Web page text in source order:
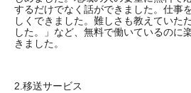
するだけでなく話ができました。仕事
しくできました。難しさも教えていた
した。」など、無料で働いているのに
きました。
2.移送サービス